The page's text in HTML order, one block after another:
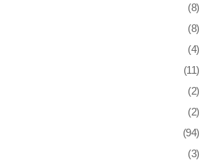
(8)
(8)
(4)
(11)
(2)
(2)
(94)
(3)